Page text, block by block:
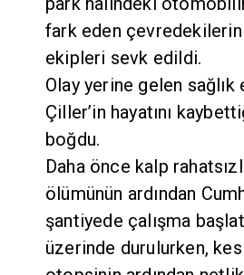
fark eden çevredekilerin
ekipleri sevk edildi.
Olay yerine gelen
Çiller’in hayatını
boğdu.
Daha önce kalp
ölümünün ardından
şantiyede çalışma
üzerinde durulurken,